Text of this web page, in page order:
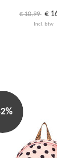
€ 10,99 €
Incl. btw